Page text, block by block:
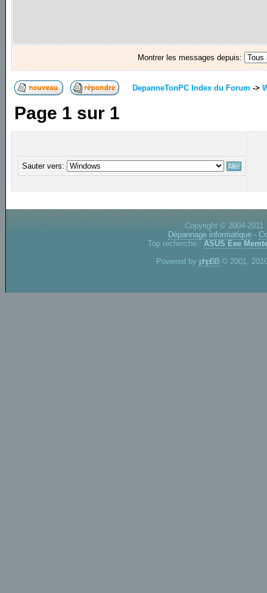
Montrer les messages depuis:
DepanneTonPC Index du Forum ->
Page 1 sur 1
Sauter vers:
Copyright © 2004-
Dépannage informatique -
Top recherche : ASUS Eee
Powered by phpBB © 2001,